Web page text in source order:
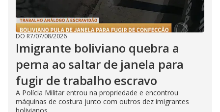
DO R7/07/08/2026
Imigrante boliviano quebra a
perna ao saltar de janela para
fugir de trabalho escravo
A Polícia Militar entrou na propriedade e encontrou
máquinas de costura junto com outros dez imigrantes